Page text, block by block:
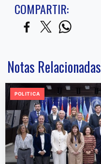
COMPARTIR:
Notas Relacionadas
POLITICA